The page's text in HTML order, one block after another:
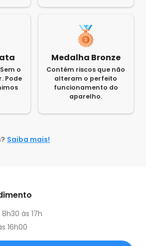
o
Pode
Medalha Bronze
Contém riscos que não
alteram o perfeito
funcionamento do
aparelho.
Saiba mais!
às 17h
16h00